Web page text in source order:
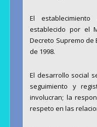
El
establecido por el
Decreto Supremo de
de 1998.
El desarrollo social
seguimiento y
involucran; la
respeto en las